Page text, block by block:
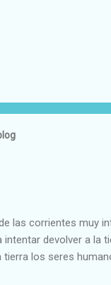
las corrientes muy
devolver a la
los seres